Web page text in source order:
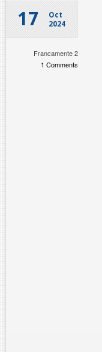
17
Oct
2024
Francamente 2
1 Comments